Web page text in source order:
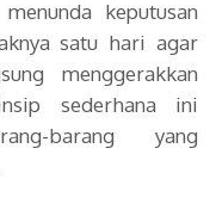
keputusan
satu hari agar
menggerakkan
sederhana ini
barang yang